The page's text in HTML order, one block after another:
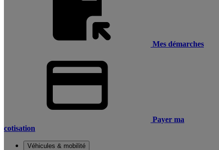
Mes démarches
Payer ma
cotisation
Véhicules & mobilité